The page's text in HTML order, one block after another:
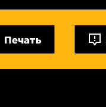
Печать